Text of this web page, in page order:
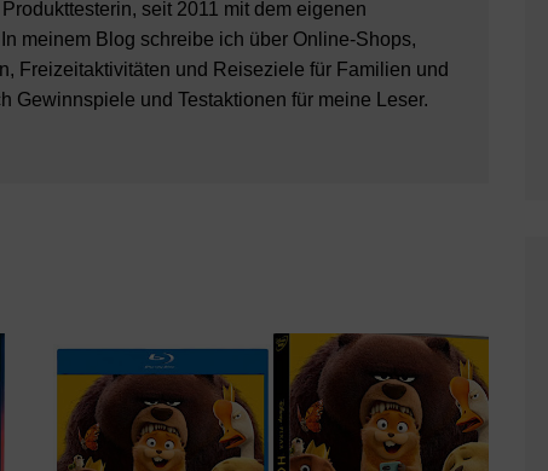
seit 2011 mit dem eigenen
meinem Blog schreibe ich über Online-Shops,
Freizeitaktivitäten und Reiseziele für Familien und
Gewinnspiele und Testaktionen für meine Leser.